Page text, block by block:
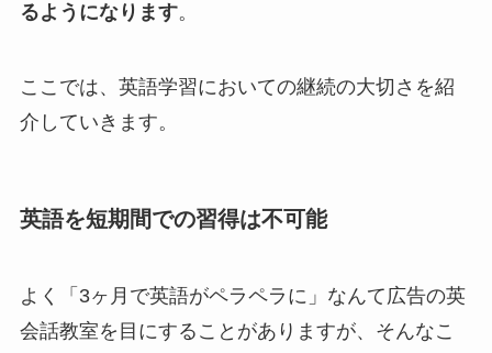
るようになります。
ここでは、英語学習においての継続の大切さを紹
介していきます。
英語を短期間での習得は不可能
よく「3ヶ月で英語がペラペラに」なんて広告の英
会話教室を目にすることがありますが、そんなこ